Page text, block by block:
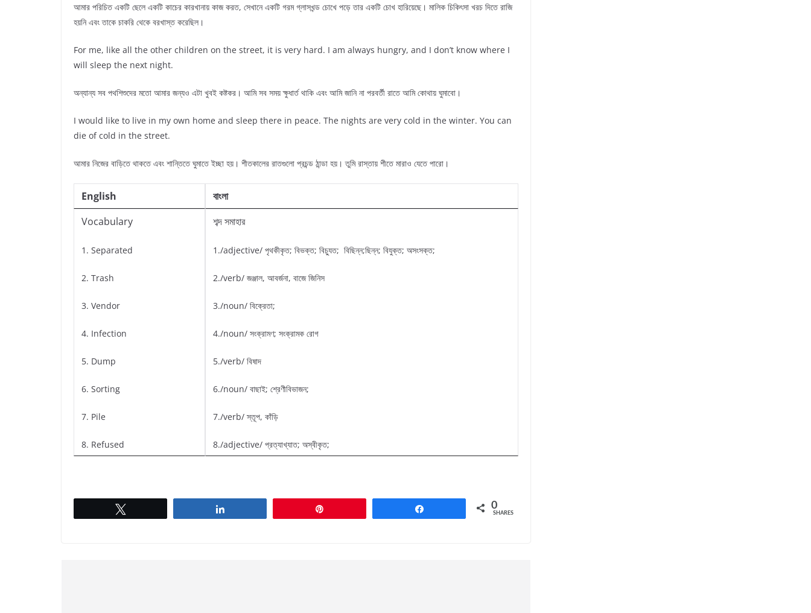
আমার পরিচিত একটি ছেলে একটি কাচের কারখানায় কাজ করত, সেখানে একটি গরম গ্লাসখন্ড চোখে পড়ে তার একটি চোখ হারিয়েছে। মালিক চিকিৎসা খরচ দিতে রাজি
হয়নি এবং তাকে চাকরি থেকে বরখাস্ত করেছিল।
For me, like all the other children on the street, it is very hard. I am always hungry, and I don’t know where I
will sleep the next night.
অন্যান্য সব পথশিশুদের মতো আমার জন্যও এটা খুবই কষ্টকর। আমি সব সময় ক্ষুধার্ত থাকি এবং আমি জানি না পরবর্তী রাতে আমি কোথায় ঘুমাবো।
I would like to live in my own home and sleep there in peace. The nights are very cold in the winter. You can
die of cold in the street.
আমার নিজের বাড়িতে থাকতে এবং শান্তিতে ঘুমাতে ইচ্ছা হয়। শীতকালের রাতগুলো প্রচন্ড ঠান্ডা হয়। তুমি রাস্তায় শীতে মারাও যেতে পারো।
English
বাংলা
Vocabulary
1. Separated
2. Trash
3. Vendor
4. Infection
5. Dump
6. Sorting
7. Pile
8. Refused
শব্দ সমাহার
1./adjective/ পৃথকীকৃত; বিভক্ত; বিচু্যত; বিছিন্ন;ছিন্ন; বিযুক্ত; অসংসক্ত;
2./verb/ জঞ্জাল, আবর্জনা, বাজে জিনিস
3./noun/ বিক্রেতা;
4./noun/ সংক্রামণ; সংক্রামক রোগ
5./verb/ বিষাদ
6./noun/ বাছাই; শ্রেণীবিভাজন;
7./verb/ স্তূপ, কাঁড়ি
8./adjective/ প্রত্যাখ্যাত; অস্বীকৃত;
0
SHARES